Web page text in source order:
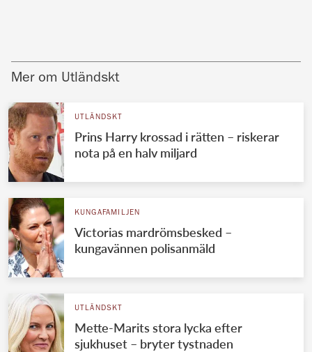
Mer om Utländskt
UTLÄNDSKT
Prins Harry krossad i rätten – riskerar
nota på en halv miljard
KUNGAFAMILJEN
Victorias mardrömsbesked –
kungavännen polisanmäld
UTLÄNDSKT
Mette-Marits stora lycka efter
sjukhuset – bryter tystnaden